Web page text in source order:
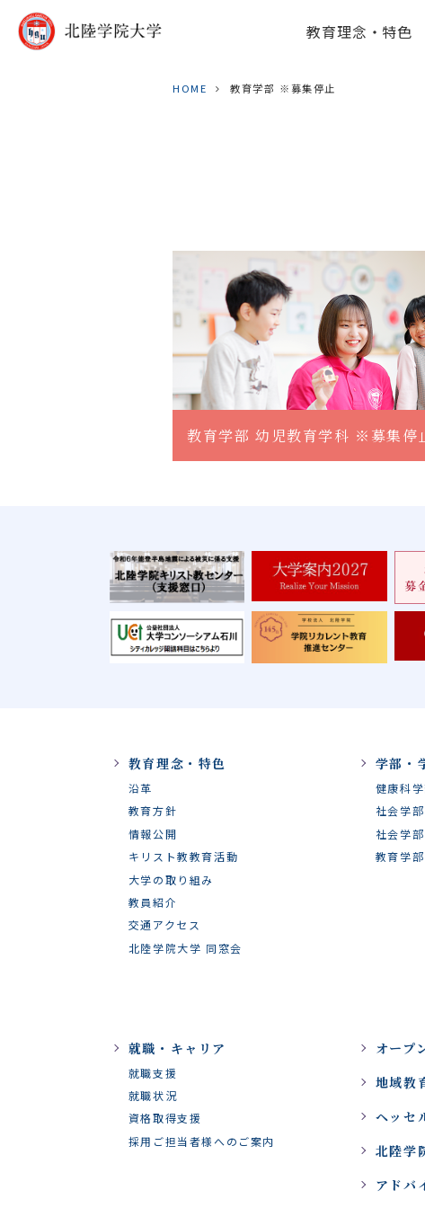
教育理念・特色
HOME 教育学部 ※募集停止
教育学部 幼児教育学科 ※募集停
教育理念・特色
沿革
教育方針
情報公開
キリスト教教育活動
大学の取り組み
教員紹介
交通アクセス
北陸学院大学 同窓会
学部・
健康科
社会学
社会学
教育学
就職・キャリア
就職支援
就職状況
資格取得支援
採用ご担当者様へのご案内
オープ
地域教
ヘッセ
北陸学
アドバ